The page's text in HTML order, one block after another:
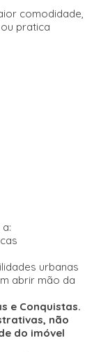
comodidade,
pratica
urbanas
abrir mão da
e Conquistas.
não
do imóvel